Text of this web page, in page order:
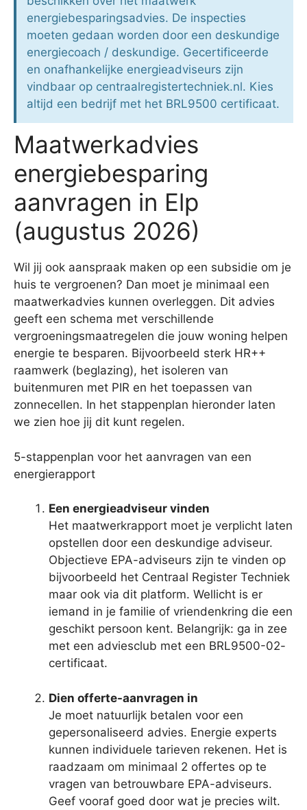
energiebesparingsadvies. De inspecties
moeten gedaan worden door een deskundige
energiecoach / deskundige. Gecertificeerde
en onafhankelijke energieadviseurs zijn
vindbaar op centraalregistertechniek.nl. Kies
altijd een bedrijf met het BRL9500 certificaat.
Maatwerkadvies
energiebesparing
aanvragen in Elp
(augustus 2026)
Wil jij ook aanspraak maken op een subsidie om je
huis te vergroenen? Dan moet je minimaal een
maatwerkadvies kunnen overleggen. Dit advies
geeft een schema met verschillende
vergroeningsmaatregelen die jouw woning helpen
energie te besparen. Bijvoorbeeld sterk HR++
raamwerk (beglazing), het isoleren van
buitenmuren met PIR en het toepassen van
zonnecellen. In het stappenplan hieronder laten
we zien hoe jij dit kunt regelen.
5-stappenplan voor het aanvragen van een
energierapport
Een energieadviseur vinden
Het maatwerkrapport moet je verplicht laten
opstellen door een deskundige adviseur.
Objectieve EPA-adviseurs zijn te vinden op
bijvoorbeeld het Centraal Register Techniek
maar ook via dit platform. Wellicht is er
iemand in je familie of vriendenkring die een
geschikt persoon kent. Belangrijk: ga in zee
met een adviesclub met een BRL9500-02-
certificaat.
Dien offerte-aanvragen in
Je moet natuurlijk betalen voor een
gepersonaliseerd advies. Energie experts
kunnen individuele tarieven rekenen. Het is
raadzaam om minimaal 2 offertes op te
vragen van betrouwbare EPA-adviseurs.
Geef vooraf goed door wat je precies wilt.